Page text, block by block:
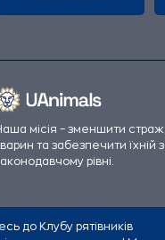
місія – зменшити
та забезпечити їхній
рівні.
Всі офіційні фінансові
до Клубу рятівників